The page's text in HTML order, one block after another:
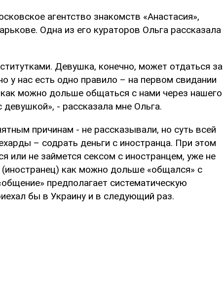
агентство знакомств «Анастасия»,
Одна из его кураторов Ольга рассказала
Девушка, конечно, может отдаться за
у нас есть одно правило – на первом свидании
можно дольше общаться с нами через нашего
девушкой», - рассказала мне Ольга.
причинам - не рассказывали, но суть всей
– содрать деньги с иностранца. При этом
или не займется сексом с иностранцем, уже не
как можно дольше «общался» с
предполагает систематическую
бы в Украину и в следующий раз.